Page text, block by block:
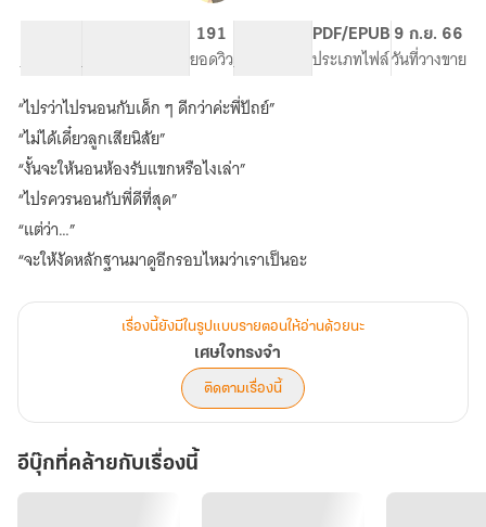
จำนวนคำ จำนวนหน้า (A5)
191
ยอดวิวระดับเนื้อหา
PDF/EPUB
ประเภทไฟล์
9 ก.ย. 66
วันที่วางขาย
“ไปรว่าไปรนอนกับเด็ก ๆ ดีกว่าค่ะพี่ปัถย์”
“ไม่ได้เดี๋ยวลูกเสียนิสัย”
“งั้นจะให้นอนห้องรับแขกหรือไงเล่า”
“ไปรควรนอนกับพี่ดีที่สุด”
“แต่ว่า…”
“จะให้งัดหลักฐานมาดูอีกรอบไหมว่าเราเป็นอะ
เรื่องนี้ยังมีในรูปแบบรายตอนให้อ่านด้วยนะ
เศษใจทรงจำ
ติดตามเรื่องนี้
อีบุ๊กที่คล้ายกับเรื่องนี้